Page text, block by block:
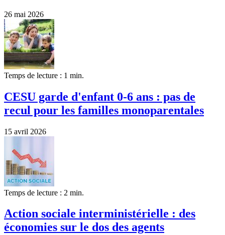
26 mai 2026
Temps de lecture : 1 min.
CESU garde d'enfant 0-6 ans : pas de
recul pour les familles monoparentales
15 avril 2026
Temps de lecture : 2 min.
Action sociale interministérielle : des
économies sur le dos des agents